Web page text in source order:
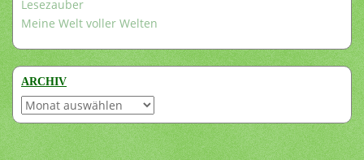
Lesezauber
Meine Welt voller Welten
ARCHIV
Archiv